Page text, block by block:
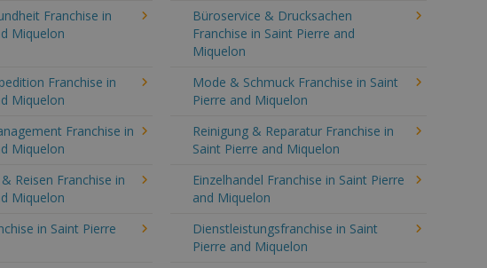
Franchise in
Miquelon
Büroservice & Drucksachen
Franchise in Saint Pierre and
Miquelon
Franchise in
Miquelon
Mode & Schmuck Franchise in Saint
Pierre and Miquelon
Franchise in
Miquelon
Reinigung & Reparatur Franchise in
Saint Pierre and Miquelon
Reisen Franchise in
Miquelon
Einzelhandel Franchise in Saint Pierre
and Miquelon
in Saint Pierre
Dienstleistungsfranchise in Saint
Pierre and Miquelon